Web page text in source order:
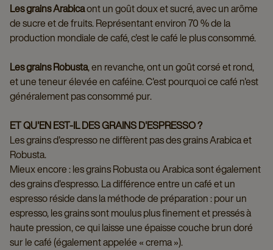
Les grains Arabicaont un goût doux et sucré, avec un arôme
de sucre et de fruits. Représentant environ 70 % de la
production mondiale de café, c'est le café le plus consommé.
Les grains Robusta, en revanche, ont un goût corsé et rond,
et une teneur élevée en caféine. C'est pourquoi ce café n'est
généralement pas consommé pur.
ET QU'EN EST-IL DES GRAINS D'ESPRESSO ?
Les grains d'espresso ne diffèrent pas des grains Arabica et
Robusta.
Mieux encore : les grains Robusta ou Arabica sont également
des grains d'espresso. La différence entre un café et un
espresso réside dans la méthode de préparation : pour un
espresso, les grains sont moulus plus finement et pressés à
haute pression, ce qui laisse une épaisse couche brun doré
sur le café (également appelée « crema »).